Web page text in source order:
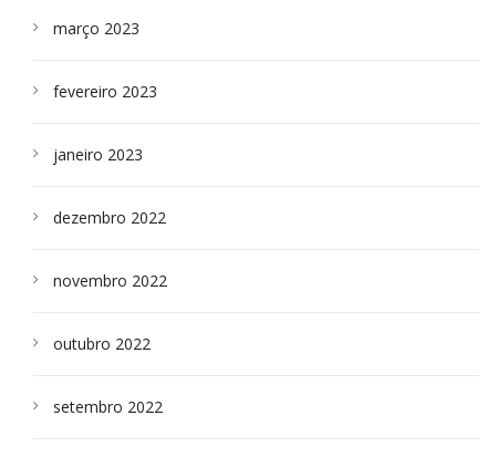
março 2023
fevereiro 2023
janeiro 2023
dezembro 2022
novembro 2022
outubro 2022
setembro 2022